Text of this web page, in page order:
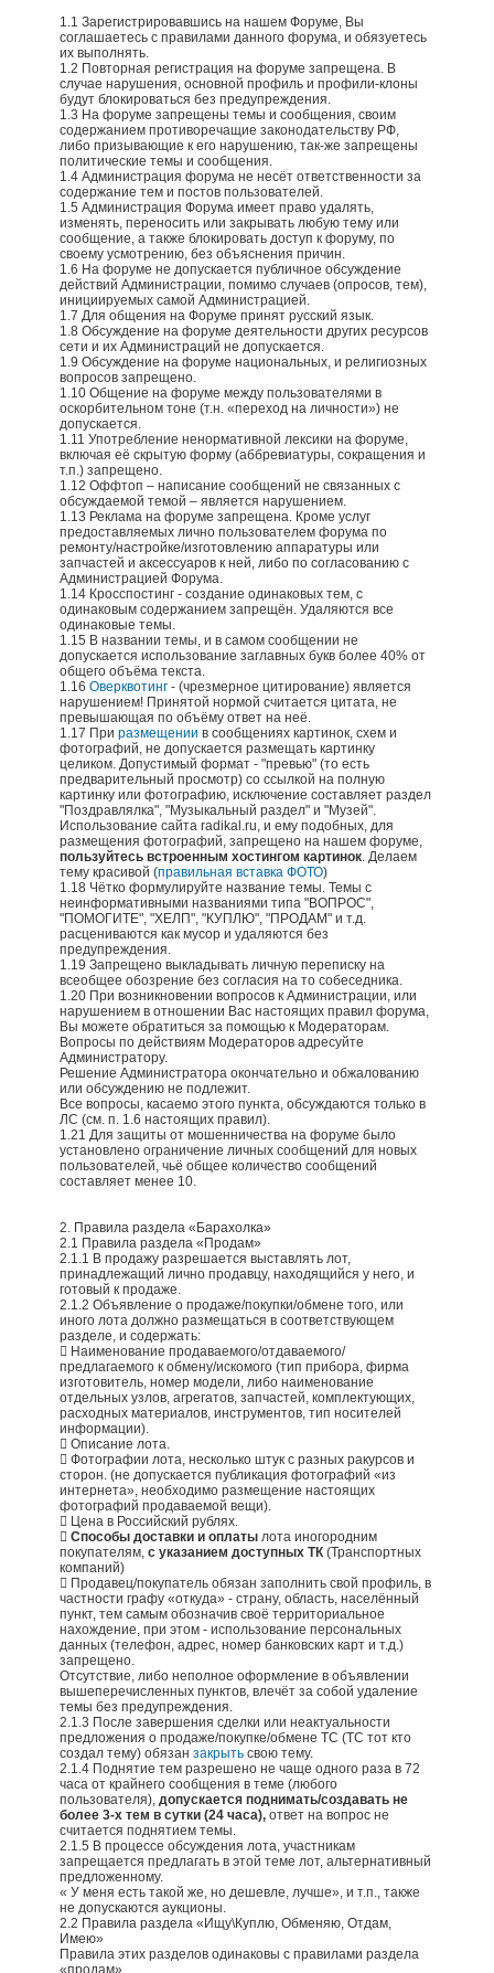
1.1 Зарегистрировавшись на нашем Форуме, Вы
соглашаетесь с правилами данного форума, и обязуетесь
их выполнять.
1.2 Повторная регистрация на форуме запрещена. В
случае нарушения, основной профиль и профили-клоны
будут блокироваться без предупреждения.
1.3 На форуме запрещены темы и сообщения, своим
содержанием противоречащие законодательству РФ,
либо призывающие к его нарушению, так-же запрещены
политические темы и сообщения.
1.4 Администрация форума не несёт ответственности за
содержание тем и постов пользователей.
1.5 Администрация Форума имеет право удалять,
изменять, переносить или закрывать любую тему или
сообщение, а также блокировать доступ к форуму, по
своему усмотрению, без объяснения причин.
1.6 На форуме не допускается публичное обсуждение
действий Администрации, помимо случаев (опросов, тем),
инициируемых самой Администрацией.
1.7 Для общения на Форуме принят русский язык.
1.8 Обсуждение на форуме деятельности других ресурсов
сети и их Администраций не допускается.
1.9 Обсуждение на форуме национальных, и религиозных
вопросов запрещено.
1.10 Общение на форуме между пользователями в
оскорбительном тоне (т.н. «переход на личности») не
допускается.
1.11 Употребление ненормативной лексики на форуме,
включая её скрытую форму (аббревиатуры, сокращения и
т.п.) запрещено.
1.12 Оффтоп – написание сообщений не связанных с
обсуждаемой темой – является нарушением.
1.13 Реклама на форуме запрещена. Кроме услуг
предоставляемых лично пользователем форума по
ремонту/настройке/изготовлению аппаратуры или
запчастей и аксессуаров к ней, либо по согласованию с
Администрацией Форума.
1.14 Кросспостинг - создание одинаковых тем, с
одинаковым содержанием запрещён. Удаляются все
одинаковые темы.
1.15 В названии темы, и в самом сообщении не
допускается использование заглавных букв более 40% от
общего объёма текста.
1.16 Оверквотинг - (чрезмерное цитирование) является
нарушением! Принятой нормой считается цитата, не
превышающая по объёму ответ на неё.
1.17 При размещении в сообщениях картинок, схем и
фотографий, не допускается размещать картинку
целиком. Допустимый формат - "превью" (то есть
предварительный просмотр) со ссылкой на полную
картинку или фотографию, исключение составляет раздел
"Поздравлялка", "Музыкальный раздел" и "Музей".
Использование сайта rаdikаl.ru, и ему подобных, для
размещения фотографий, запрещено на нашем форуме,
пользуйтесь встроенным хостингом картинок. Делаем
тему красивой (правильная вставка ФОТО)
1.18 Чётко формулируйте название темы. Темы с
неинформативными названиями типа "ВОПРОС",
"ПОМОГИТЕ", "ХЕЛП", "КУПЛЮ", "ПРОДАМ" и т.д.
расцениваются как мусор и удаляются без
предупреждения.
1.19 Запрещено выкладывать личную переписку на
всеобщее обозрение без согласия на то собеседника.
1.20 При возникновении вопросов к Администрации, или
нарушением в отношении Вас настоящих правил форума,
Вы можете обратиться за помощью к Модераторам.
Вопросы по действиям Модераторов адресуйте
Администратору.
Решение Администратора окончательно и обжалованию
или обсуждению не подлежит.
Все вопросы, касаемо этого пункта, обсуждаются только в
ЛС (см. п. 1.6 настоящих правил).
1.21 Для защиты от мошенничества на форуме было
установлено ограничение личных сообщений для новых
пользователей, чьё общее количество сообщений
составляет менее 10.
2. Правила раздела «Барахолка»
2.1 Правила раздела «Продам»
2.1.1 В продажу разрешается выставлять лот,
принадлежащий лично продавцу, находящийся у него, и
готовый к продаже.
2.1.2 Объявление о продаже/покупки/обмене того, или
иного лота должно размещаться в соответствующем
разделе, и содержать:
 Наименование продаваемого/отдаваемого/
предлагаемого к обмену/искомого (тип прибора, фирма
изготовитель, номер модели, либо наименование
отдельных узлов, агрегатов, запчастей, комплектующих,
расходных материалов, инструментов, тип носителей
информации).
 Описание лота.
 Фотографии лота, несколько штук с разных ракурсов и
сторон. (не допускается публикация фотографий «из
интернета», необходимо размещение настоящих
фотографий продаваемой вещи).
 Цена в Российский рублях.
 Способы доставки и оплаты лота иногородним
покупателям, с указанием доступных ТК (Транспортных
компаний)
 Продавец/покупатель обязан заполнить свой профиль, в
частности графу «откуда» - страну, область, населённый
пункт, тем самым обозначив своё территориальное
нахождение, при этом - использование персональных
данных (телефон, адрес, номер банковских карт и т.д.)
запрещено.
Отсутствие, либо неполное оформление в объявлении
вышеперечисленных пунктов, влечёт за собой удаление
темы без предупреждения.
2.1.3 После завершения сделки или неактуальности
предложения о продаже/покупке/обмене ТС (ТС тот кто
создал тему) обязан закрыть свою тему.
2.1.4 Поднятие тем разрешено не чаще одного раза в 72
часа от крайнего сообщения в теме (любого
пользователя), допускается поднимать/создавать не
более 3-х тем в сутки (24 часа), ответ на вопрос не
считается поднятием темы.
2.1.5 В процессе обсуждения лота, участникам
запрещается предлагать в этой теме лот, альтернативный
предложенному.
« У меня есть такой же, но дешевле, лучше», и т.п., также
не допускаются аукционы.
2.2 Правила раздела «Ищу\Куплю, Обменяю, Отдам,
Имею»
Правила этих разделов одинаковы с правилами раздела
«продам».